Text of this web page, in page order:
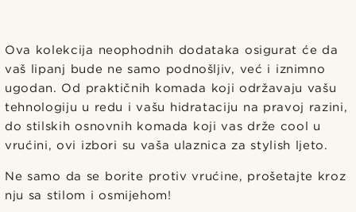
Ova kolekcija neophodnih dodataka osigurat će da
vaš lipanj bude ne samo podnošljiv, već i iznimno
ugodan. Od praktičnih komada koji održavaju vašu
tehnologiju u redu i vašu hidrataciju na pravoj razini,
do stilskih osnovnih komada koji vas drže cool u
vrućini, ovi izbori su vaša ulaznica za stylish ljeto.
Ne samo da se borite protiv vrućine, prošetajte kroz
nju sa stilom i osmijehom!